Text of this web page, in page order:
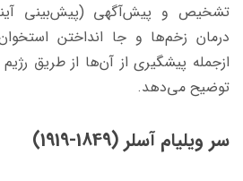
تشخیص و پیش‌آگهی (پیش‌بینی
درمان زخم‌ها و جا انداختن
ازجمله پیشگیری از آن‌ها از طریق
توضیح می‌دهد.
سر ویلیام آسلر (1849-1919)